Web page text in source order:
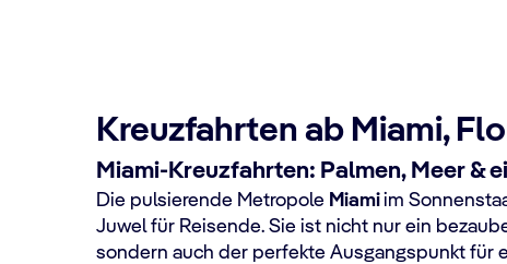
Kreuzfahrten ab Miami,
Miami-Kreuzfahrten: Palmen, Meer &
Die pulsierende Metropole Miamiim
Juwel für Reisende. Sie ist nicht nur ein
sondern auch der perfekte Ausgangspunkt für